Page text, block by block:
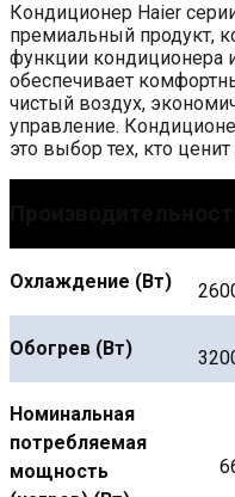
Кондиционер Haier
премиальный продукт,
функции кондиционера
обеспечивает
чистый воздух,
управление.
это выбор тех, кто
Охлаждение (Вт)
Обогрев (Вт)
Номинальная
потребляемая
мощность